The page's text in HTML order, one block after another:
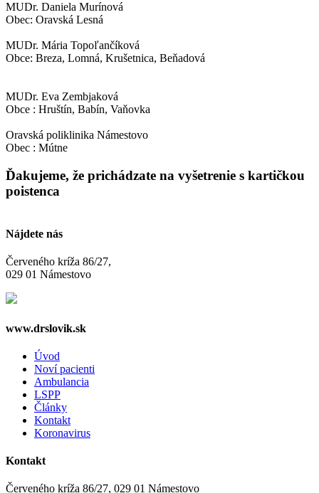
MUDr. Daniela Murínová
Obec: Oravská Lesná
MUDr. Mária Topoľančíková
Obce: Breza, Lomná, Krušetnica, Beňadová
MUDr. Eva Zembjaková
Obce : Hruštín, Babín, Vaňovka
Oravská poliklinika Námestovo
Obec : Mútne
Ďakujeme, že prichádzate na vyšetrenie s kartičkou
poistenca
Nájdete nás
Červeného kríža 86/27,
029 01 Námestovo
www.drslovik.sk
Úvod
Noví pacienti
Ambulancia
LSPP
Články
Kontakt
Koronavirus
Kontakt
Červeného kríža 86/27, 029 01 Námestovo